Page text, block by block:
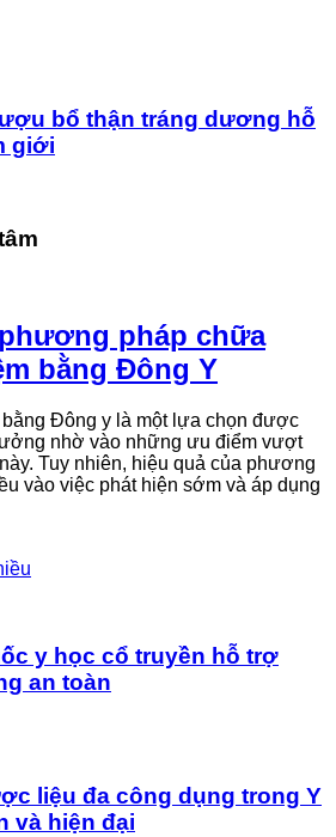
bổ thận tráng dương hỗ
giới
pháp chữa
bằng Đông Y
Đông y là một lựa chọn được
nhờ vào những ưu điểm vượt
Tuy nhiên, hiệu quả của phương
vào việc phát hiện sớm và áp dụng
y học cổ truyền hỗ trợ
an toàn
liệu đa công dụng trong Y
và hiện đại